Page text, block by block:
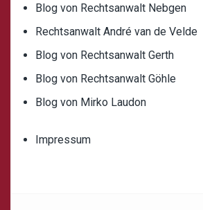
Blog von Rechtsanwalt Nebgen
Rechtsanwalt André van de Velde
Blog von Rechtsanwalt Gerth
Blog von Rechtsanwalt Göhle
Blog von Mirko Laudon
Impressum